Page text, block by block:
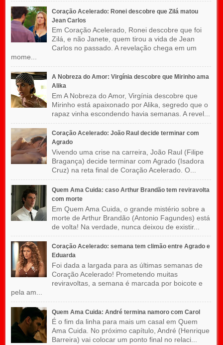
Coração Acelerado: Ronei descobre que Zilá matou
Jean Carlos
Em Coração Acelerado, Ronei descobre que foi
Zilá, e não Janete, quem tirou a vida de Jean
Carlos no passado. A revelação chega em um
mome...
A Nobreza do Amor: Virgínia descobre que Mirinho ama
Alika
Em A Nobreza do Amor, Virgínia descobre que
Mirinho está apaixonado por Alika, segredo que o
rapaz vinha escondendo havia semanas. A revel...
Coração Acelerado: João Raul decide terminar com
Agrado
Vivendo uma crise na carreira, João Raul (Filipe
Bragança) decide terminar com Agrado (Isadora
Cruz) na reta final de Coração Acelerado. O...
Quem Ama Cuida: caso Arthur Brandão tem reviravolta
com morte
Em Quem Ama Cuida, o grande mistério sobre a
morte de Arthur Brandão (Antonio Fagundes) está
de volta! Na verdade, nunca deixou de existir...
Coração Acelerado: semana tem climão entre Agrado e
Eduarda
Foi dada a largada para as últimas semanas de
Coração Acelerado! Prometendo muitas
reviravoltas, a semana é marcada por boicote e
pela am...
Quem Ama Cuida: André termina namoro com Carol
É o fim da linha para mais um casal em Quem
Ama Cuida. No próximo capítulo, André (Henrique
Barreira) vai colocar um ponto final no relaci...